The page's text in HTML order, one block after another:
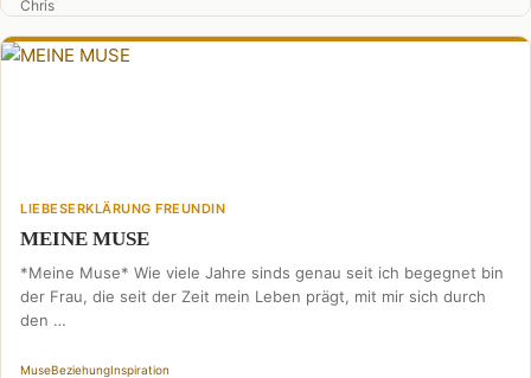
LIEBESERKLÄRUNG FREUNDIN
MEINE MUSE
*Meine Muse* Wie viele Jahre sinds genau seit ich begegnet bin
der Frau, die seit der Zeit mein Leben prägt, mit mir sich durch
den …
MuseBeziehungInspiration